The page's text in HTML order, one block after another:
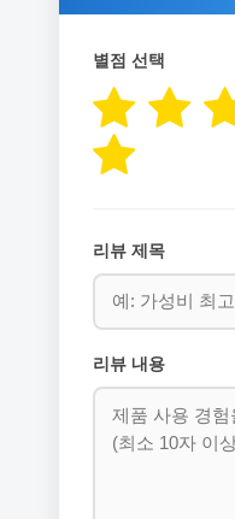
별점 선택
리뷰 제목
리뷰 내용